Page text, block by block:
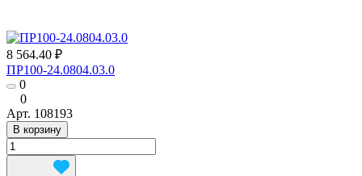
8 564.40 ₽
ПР100-24.0804.03.0
0
0
Арт. 108193
В корзину